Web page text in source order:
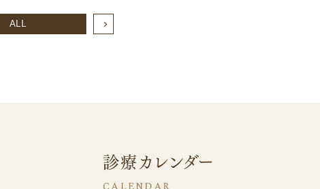
ALL
診療カレンダー